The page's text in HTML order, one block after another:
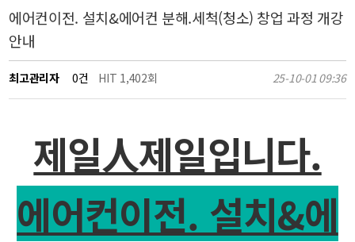
에어컨이전. 설치&에어컨 분해.세척(청소) 창업 과정 개강
안내
최고관리자 0건 HIT 1,402회 25-10-01 09:36
제일人제일입니다.
에어컨이전. 설치&에